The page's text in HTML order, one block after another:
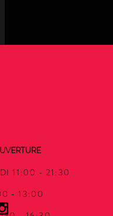
11:00 - 21:30
- 13:00